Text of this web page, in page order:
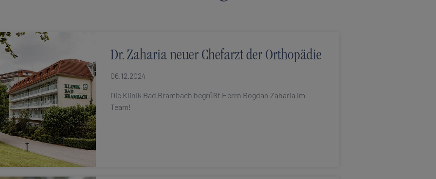
Dr. Zaharia neuer Chefarzt der Orthopädie
06.12.2024
Die Klinik Bad Brambach begrüßt Herrn Bogdan Zaharia im
Team!